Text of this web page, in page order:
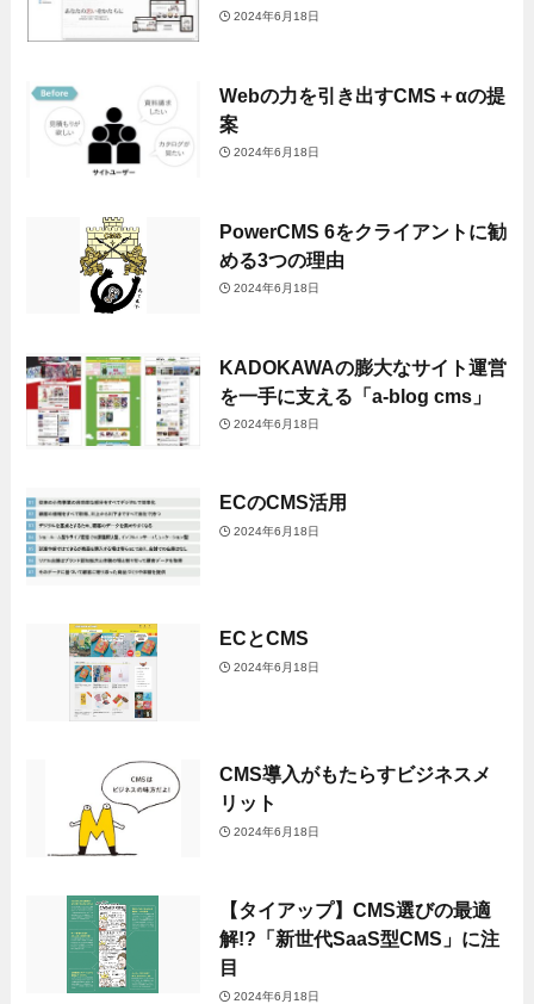
2024年6月18日
Webの力を引き出すCMS＋αの提
案
2024年6月18日
PowerCMS 6をクライアントに勧
める3つの理由
2024年6月18日
KADOKAWAの膨大なサイト運営
を一手に支える「a-blog cms」
2024年6月18日
ECのCMS活用
2024年6月18日
ECとCMS
2024年6月18日
CMS導入がもたらすビジネスメ
リット
2024年6月18日
【タイアップ】CMS選びの最適
解!?「新世代SaaS型CMS」に注
目
2024年6月18日